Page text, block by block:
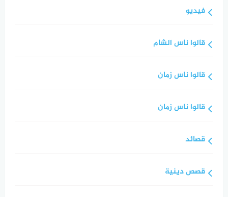
فيديو
قالوا ناس الشام
قالوا ناس زمان
قالوا ناس زمان
قصائد
قصص دينية